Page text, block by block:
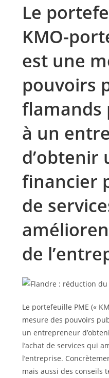
Le
KMO-
est une
pouvoirs
à un
d’obtenir
financier
de
de
Le portefeuille PME («
mesure des pouvoirs
un entrepreneur
l’achat de services qui
l’entreprise.
mais aussi des conseils